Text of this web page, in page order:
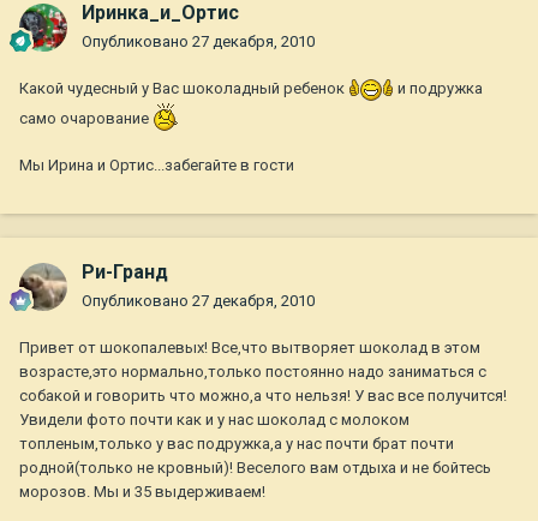
Иринка_и_Ортис
Опубликовано 27 декабря, 2010
Какой чудесный у Вас шоколадный ребенок
и подружка
само очарование
Мы Ирина и Ортис...забегайте в гости
Ри-Гранд
Опубликовано 27 декабря, 2010
Привет от шокопалевых! Все,что вытворяет шоколад в этом
возрасте,это нормально,только постоянно надо заниматься с
собакой и говорить что можно,а что нельзя! У вас все получится!
Увидели фото почти как и у нас шоколад с молоком
топленым,только у вас подружка,а у нас почти брат почти
родной(только не кровный)! Веселого вам отдыха и не бойтесь
морозов. Мы и 35 выдерживаем!